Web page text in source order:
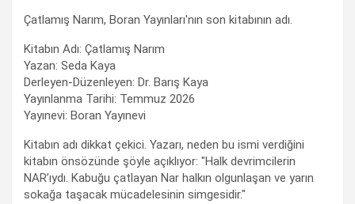
Çatlamış Narım, Boran Yayınları'nın son kitabının adı.
Kitabın Adı: Çatlamış Narım
Yazan: Seda Kaya
Derleyen-Düzenleyen: Dr. Barış Kaya
Yayınlanma Tarihi: Temmuz 2026
Yayınevi: Boran Yayınevi
Kitabın adı dikkat çekici. Yazarı, neden bu ismi verdiğini
kitabın önsözünde şöyle açıklıyor: "Halk devrimcilerin
NAR’ıydı. Kabuğu çatlayan Nar halkın olgunlaşan ve yarın
sokağa taşacak mücadelesinin simgesidir."